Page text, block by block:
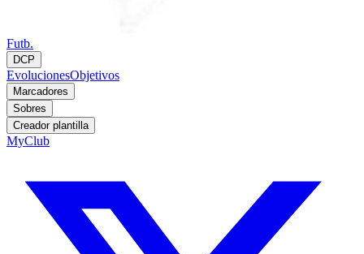
Futb.
DCP
EvolucionesObjetivos
Marcadores
Sobres
Creador plantilla
MyClub